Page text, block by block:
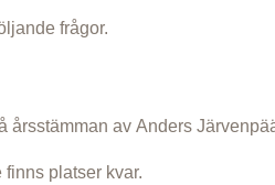
frågor.
årsstämman av Anders
platser kvar.